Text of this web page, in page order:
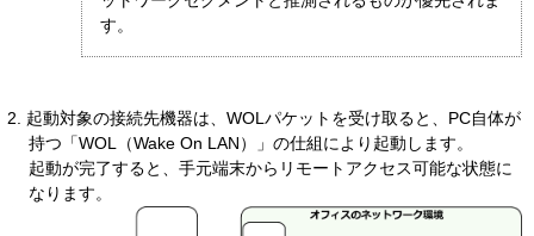
す。
2. 起動対象の接続先機器は、WOLパケットを受け取ると、PC自体が
持つ「WOL（Wake On LAN）」の仕組により起動します。
起動が完了すると、手元端末からリモートアクセス可能な状態に
なります。